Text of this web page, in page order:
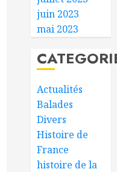
juin 2023
mai 2023
Actualités
Balades
Divers
Histoire de
France
histoire de la